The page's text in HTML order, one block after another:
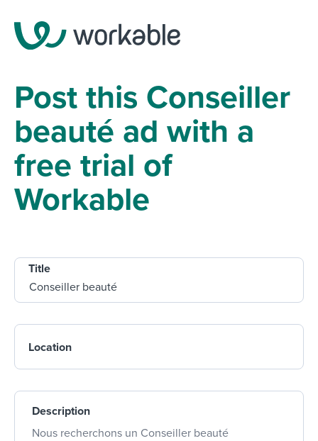
Post this Conseiller
beauté ad with a
free trial of
Workable
Title
Location
Description
Nous recherchons un Conseiller beauté